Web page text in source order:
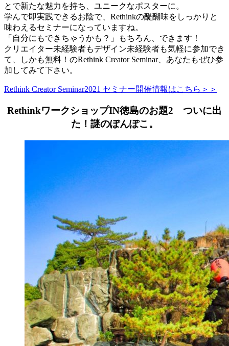
とで新たな魅力を持ち、ユニークなポスターに。
学んで即実践できるお陰で、Rethinkの醍醐味をしっかりと
味わえるセミナーになっていますね。
「自分にもできちゃうかも？」もちろん、できます！
クリエイター未経験者もデザイン未経験者も気軽に参加でき
て、しかも無料！のRethink Creator Seminar、あなたもぜひ参
加してみて下さい。
Rethink Creator Seminar2021 セミナー開催情報はこちら＞＞
RethinkワークショップIN徳島のお題2 ついに出
た！謎のぽんぽこ。